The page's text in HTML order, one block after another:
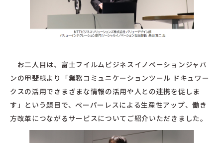
お二人目は、富士フイルムビジネスイノベーションジャパ
ンの甲斐様より「業務コミュニケーションツール ドキュワー
クスの活用でさまざまな情報の活用や人との連携を促しま
す」という題目で、ペーパーレスによる生産性アップ、働き
方改革につながるサービスについてご紹介いただきました。